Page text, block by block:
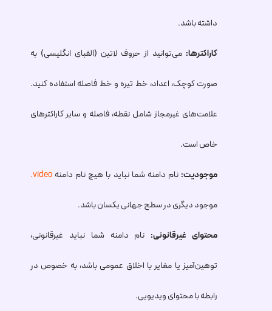
داشته باشد.
کاراکترها: می‌توانید از حروف لاتین (الفبای انگلیسی) به
صورت کوچک، اعداد، خط تیره و خط فاصله استفاده کنید.
علامت‌های غیرمجاز شامل نقطه، فاصله و سایر کاراکترهای
خاص است.
موجودیت: نام دامنه شما نباید با هیچ نام دامنه .video
موجود دیگری در سطح جهانی یکسان باشد.
محتوای غیرقانونی: نام دامنه شما نباید غیرقانونی،
توهین‌آمیز یا مغایر با اخلاق عمومی باشد، به خصوص در
رابطه با محتوای ویدیویی.